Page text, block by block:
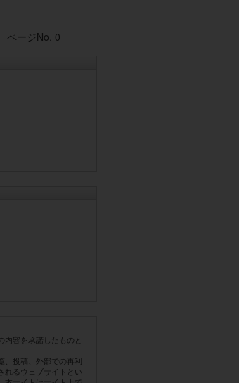
ページNo. 0
内容を承諾したものと
、投稿、外部での再利
れるウェブサイトとい